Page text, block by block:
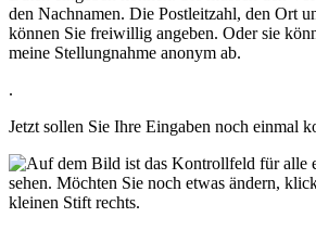
.
Jetzt sollen Sie Ihre Eingaben noch einmal